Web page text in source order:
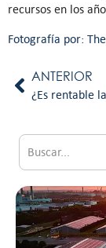
recursos en los
Fotografía por:
ANTERIOR